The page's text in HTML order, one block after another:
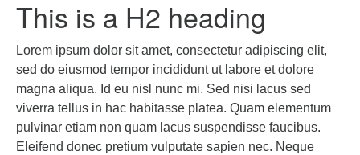
This is a H2 heading
Lorem ipsum dolor sit amet, consectetur adipiscing elit,
sed do eiusmod tempor incididunt ut labore et dolore
magna aliqua. Id eu nisl nunc mi. Sed nisi lacus sed
viverra tellus in hac habitasse platea. Quam elementum
pulvinar etiam non quam lacus suspendisse faucibus.
Eleifend donec pretium vulputate sapien nec. Neque